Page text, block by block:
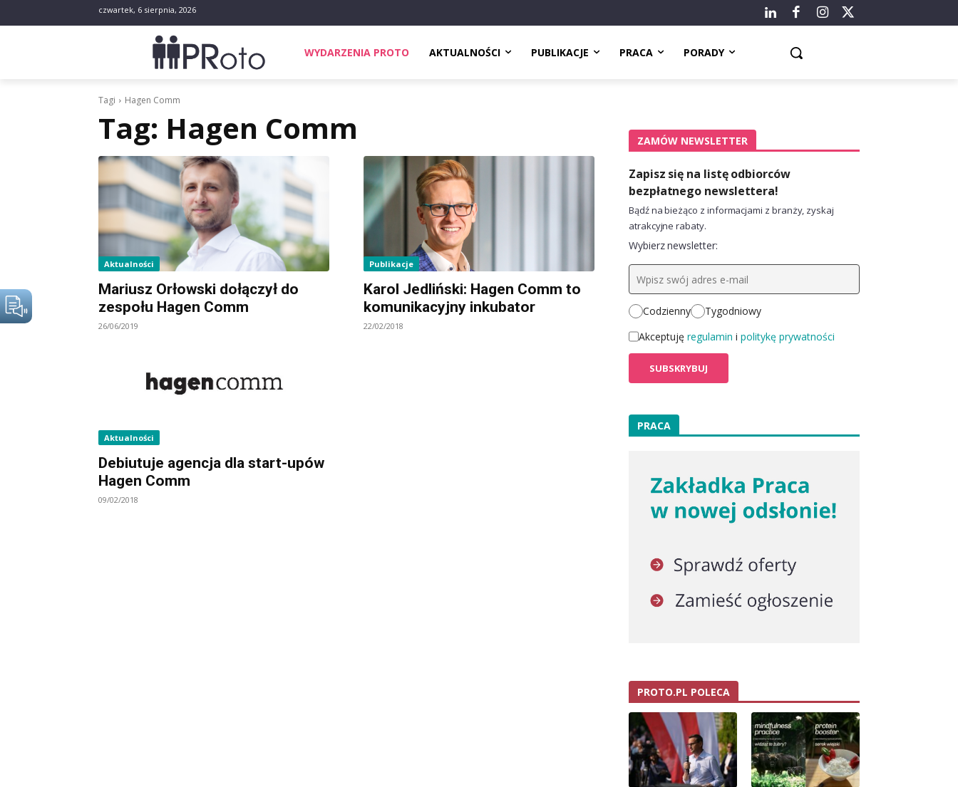
czwartek, 6 sierpnia, 2026
WYDARZENIA PROTO AKTUALNOŚCI PUBLIKACJE PRACA PORADY
Tagi Hagen Comm
Tag: Hagen Comm
Aktualności
Mariusz Orłowski dołączył do
zespołu Hagen Comm
26/06/2019
Publikacje
Karol Jedliński: Hagen Comm to
komunikacyjny inkubator
22/02/2018
Aktualności
Debiutuje agencja dla start-upów
Hagen Comm
09/02/2018
ZAMÓW NEWSLETTER
Zapisz się na listę odbiorców
bezpłatnego newslettera!
Bądź na bieżąco z informacjami z branży, zyskaj
atrakcyjne rabaty.
Wybierz newsletter:
Codzienny
Tygodniowy
Akceptuję regulamin i politykę prywatności
PRACA
PROTO.PL POLECA